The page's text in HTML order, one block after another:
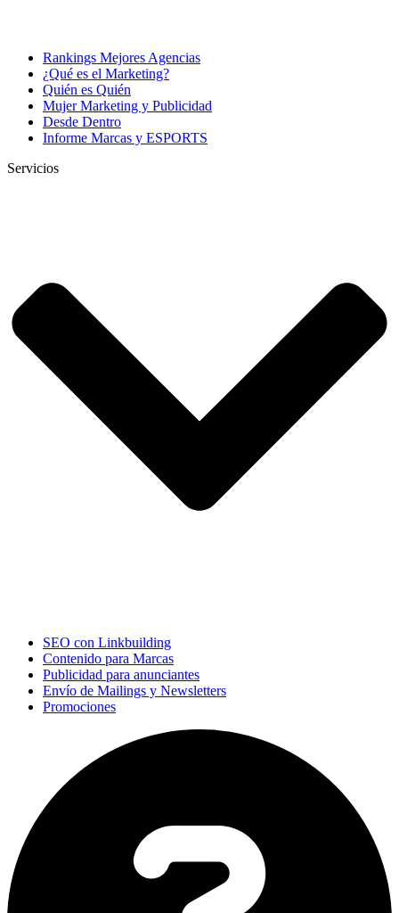
Rankings Mejores Agencias
¿Qué es el Marketing?
Quién es Quién
Mujer Marketing y Publicidad
Desde Dentro
Informe Marcas y ESPORTS
Servicios
SEO con Linkbuilding
Contenido para Marcas
Publicidad para anunciantes
Envío de Mailings y Newsletters
Promociones